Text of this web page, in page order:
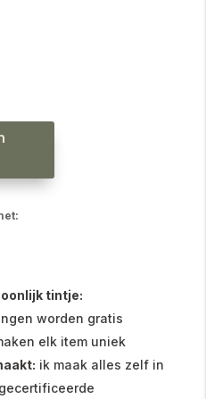
tintje:
worden gratis
elk item uniek
ik maak alles zelf in